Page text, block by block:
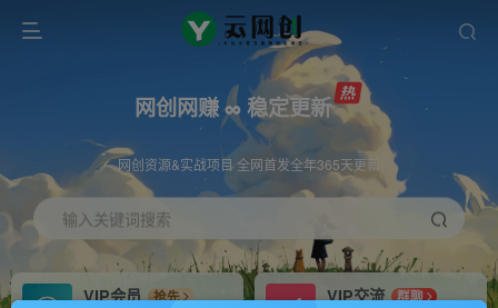
网创网赚 ∞ 稳定更新
网创资源&实战项目 全网首发全年365天更新
输入关键词搜索
VIP会员
抢先
VIP交流
群聊